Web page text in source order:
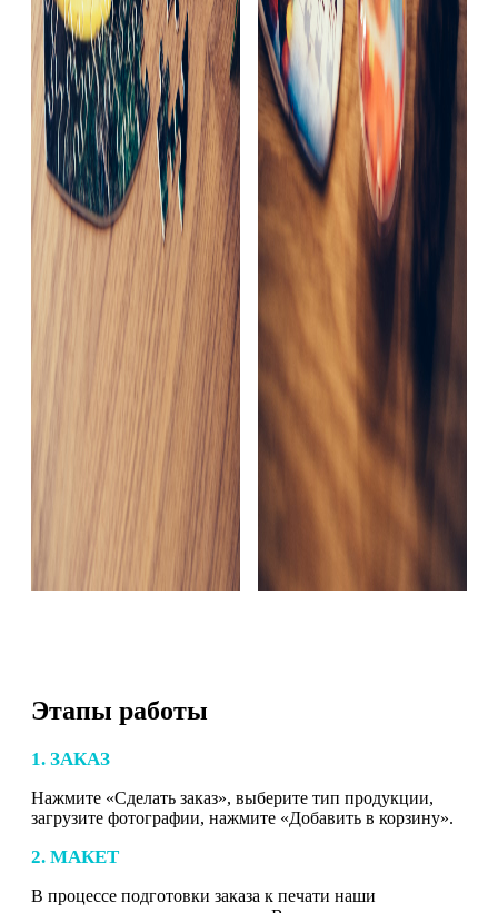
Этапы работы
1. ЗАКАЗ
Нажмите «Сделать заказ», выберите тип продукции,
загрузите фотографии, нажмите «Добавить в корзину».
2. МАКЕТ
В процессе подготовки заказа к печати наши